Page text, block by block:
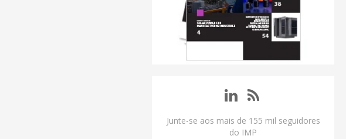
Junte-se aos mais de 155 mil seguidores
do IMP